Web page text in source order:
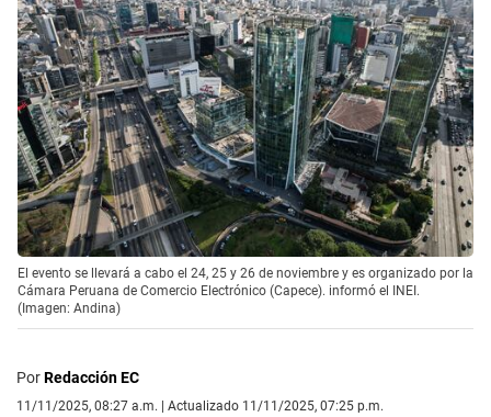
El evento se llevará a cabo el 24, 25 y 26 de noviembre y es organizado por la
Cámara Peruana de Comercio Electrónico (Capece). informó el INEI.
(Imagen: Andina)
PorRedacción EC
11/11/2025, 08:27 a.m. | Actualizado 11/11/2025, 07:25 p.m.